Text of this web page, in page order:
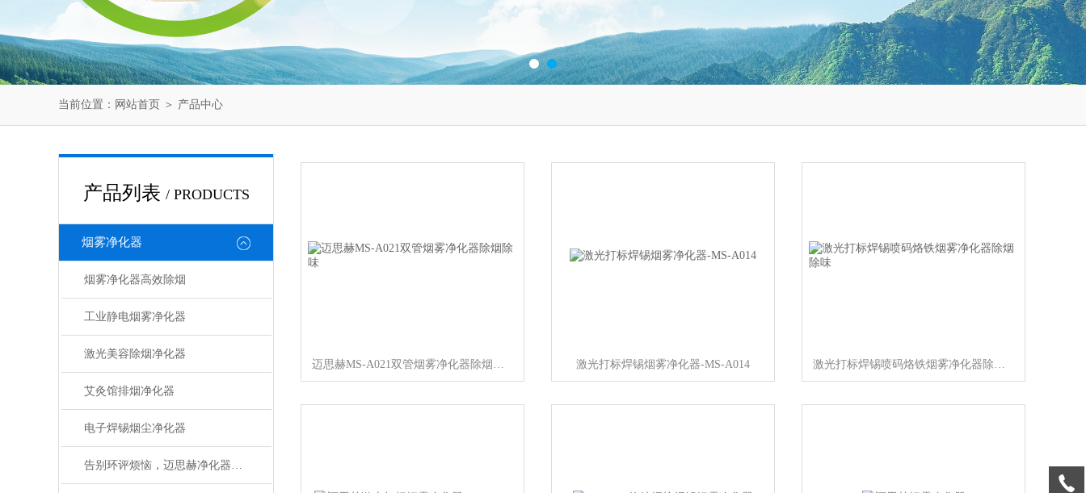
当前位置： 网站首页 ＞ 产品中心
产品列表 / PRODUCTS
烟雾净化器
烟雾净化器高效除烟
工业静电烟雾净化器
激光美容除烟净化器
艾灸馆排烟净化器
电子焊锡烟尘净化器
告别环评烦恼，迈思赫净化器助您轻松达标
迈思赫MS-A021双管烟雾净化器除烟除味 激光打标焊锡烟雾净化器-MS-A014 激光打标焊锡喷码烙铁烟雾净化器除烟除味